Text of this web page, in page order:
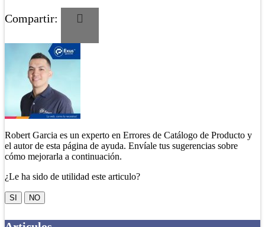
Compartir:
Robert Garcia es un experto en Errores de Catálogo de Producto y
el autor de esta página de ayuda. Envíale tus sugerencias sobre
cómo mejorarla a continuación.
¿Le ha sido de utilidad este articulo?
SI NO